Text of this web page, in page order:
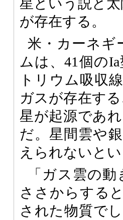
星という説と
が存在する。
米・カーネギ
ムは、41個の
トリウム吸収
ガスが存在す
星が起源であ
だ。星間雲や
えられないとい
「ガス雲の
ささからする
された物質で